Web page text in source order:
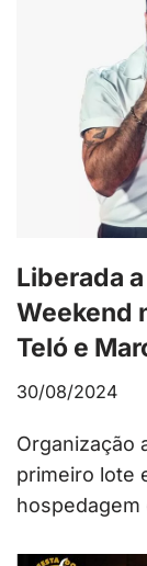
Liberada
Weekend
Teló e
30/08/2024
Organização
primeiro lote